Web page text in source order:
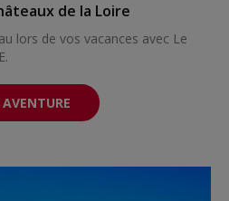
de la Loire
lors de vos vacances avec Le